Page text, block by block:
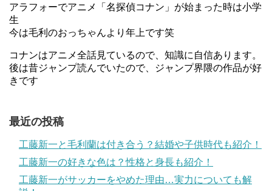
アラフォーでアニメ「名探偵コナン」が始まった時は小学
生
今は毛利のおっちゃんより年上です笑
コナンはアニメ全話見ているので、知識に自信あります。
後は昔ジャンプ読んでいたので、ジャンプ界隈の作品が好
きです
最近の投稿
工藤新一と毛利蘭は付き合う？結婚や子供時代も紹介！
工藤新一の好きな色は？性格と身長も紹介！
工藤新一がサッカーをやめた理由…実力についても解